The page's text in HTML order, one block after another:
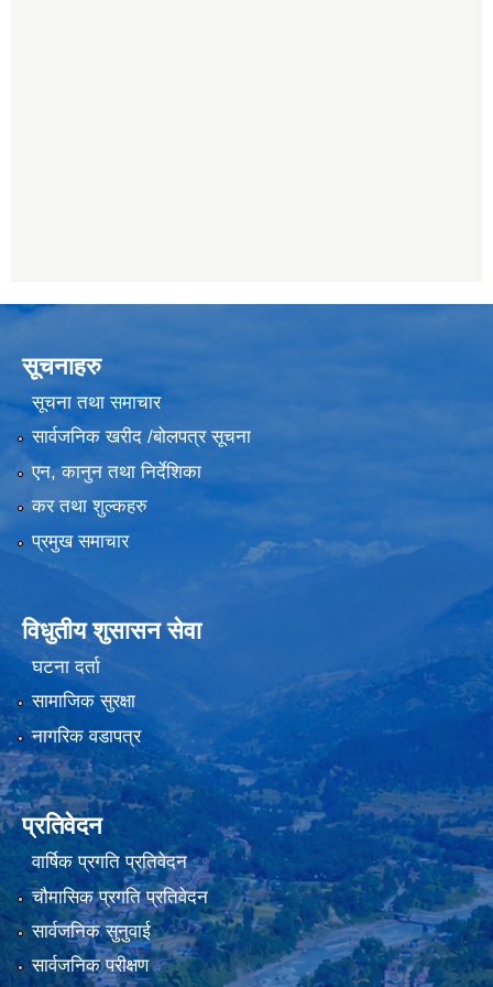
सूचनाहरु
सूचना तथा समाचार
सार्वजनिक खरीद /बोलपत्र सूचना
एन, कानुन तथा निर्देशिका
कर तथा शुल्कहरु
प्रमुख समाचार
विधुतीय शुसासन सेवा
घटना दर्ता
सामाजिक सुरक्षा
नागरिक वडापत्र
प्रतिवेदन
वार्षिक प्रगति प्रतिवेदन
चौमासिक प्रगति प्रतिवेदन
सार्वजनिक सुनुवाई
सार्वजनिक परीक्षण